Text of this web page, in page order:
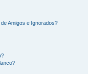
Amigos e Ignorados?